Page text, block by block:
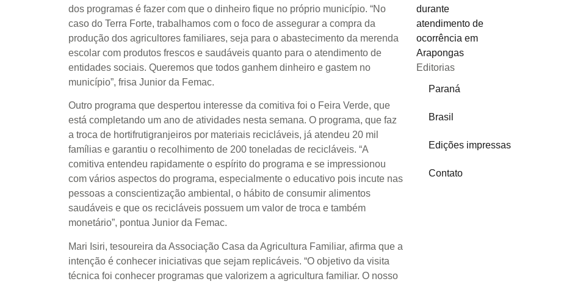
dos programas é fazer com que o dinheiro fique no próprio município. “No
caso do Terra Forte, trabalhamos com o foco de assegurar a compra da
produção dos agricultores familiares, seja para o abastecimento da merenda
escolar com produtos frescos e saudáveis quanto para o atendimento de
entidades sociais. Queremos que todos ganhem dinheiro e gastem no
município”, frisa Junior da Femac.
Outro programa que despertou interesse da comitiva foi o Feira Verde, que
está completando um ano de atividades nesta semana. O programa, que faz
a troca de hortifrutigranjeiros por materiais recicláveis, já atendeu 20 mil
famílias e garantiu o recolhimento de 200 toneladas de recicláveis. “A
comitiva entendeu rapidamente o espírito do programa e se impressionou
com vários aspectos do programa, especialmente o educativo pois incute nas
pessoas a conscientização ambiental, o hábito de consumir alimentos
saudáveis e que os recicláveis possuem um valor de troca e também
monetário”, pontua Junior da Femac.
Mari Isiri, tesoureira da Associação Casa da Agricultura Familiar, afirma que a
intenção é conhecer iniciativas que sejam replicáveis. “O objetivo da visita
técnica foi conhecer programas que valorizem a agricultura familiar. O nosso
Editorias
Paraná
Brasil
Edições impressas
Contato